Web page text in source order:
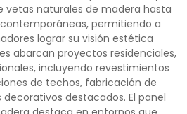
vetas naturales de madera hasta
permitiendo a
lograr su visión estética
abarcan proyectos residenciales,
incluyendo revestimientos
de techos, fabricación de
destacados. El panel